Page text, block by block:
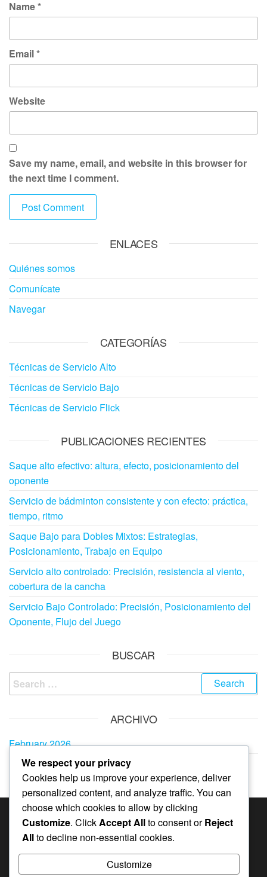
Name*
Email*
Website
Save my name, email, and website in this browser for
the next time I comment.
ENLACES
Quiénes somos
Comunícate
Navegar
CATEGORÍAS
Técnicas de Servicio Alto
Técnicas de Servicio Bajo
Técnicas de Servicio Flick
PUBLICACIONES RECIENTES
Saque alto efectivo: altura, efecto, posicionamiento del
oponente
Servicio de bádminton consistente y con efecto: práctica,
tiempo, ritmo
Saque Bajo para Dobles Mixtos: Estrategias,
Posicionamiento, Trabajo en Equipo
Servicio alto controlado: Precisión, resistencia al viento,
cobertura de la cancha
Servicio Bajo Controlado: Precisión, Posicionamiento del
Oponente, Flujo del Juego
BUSCAR
Search
for:
ARCHIVO
February 2026
January 2026
CATEGORÍAS
Técnicas de Servicio Bajo
We respect your privacy
Cookies help us improve your experience, deliver
personalized content, and analyze traffic. You can
choose which cookies to allow by clicking
Customize. ClickAccept Allto consent orReject
Allto decline non-essential cookies.
Customize